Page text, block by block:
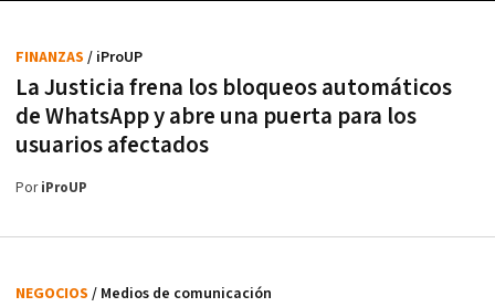
La Justicia frena los bloqueos automáticos
de WhatsApp y abre una puerta para los
usuarios afectados
FINANZAS / iProUP
PoriProUP
NEGOCIOS / Medios de comunicación